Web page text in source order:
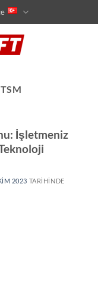
TSM
İşletmeniz
2023 TARIHINDE